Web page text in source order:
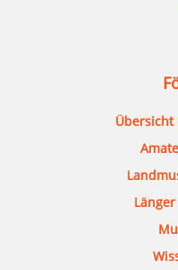
Übersicht